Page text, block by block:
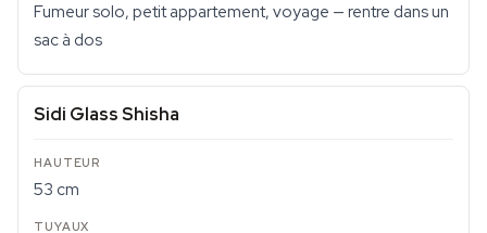
Fumeur solo, petit appartement, voyage — rentre dans un
sac à dos
Sidi Glass Shisha
53 cm